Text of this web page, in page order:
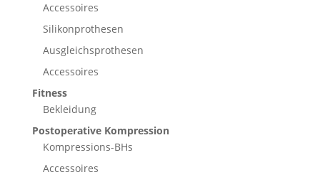
Accessoires
Silikonprothesen
Ausgleichsprothesen
Accessoires
Fitness
Bekleidung
Postoperative Kompression
Kompressions-BHs
Accessoires